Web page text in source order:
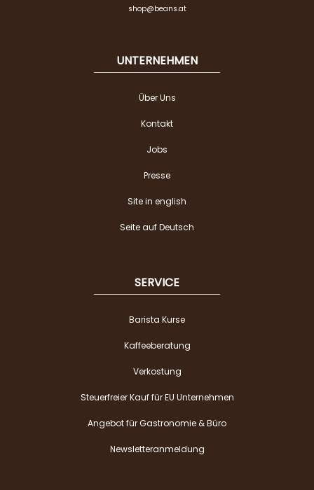
shop@beans.at
UNTERNEHMEN
Über Uns
Kontakt
Jobs
Presse
Site in english
Seite auf Deutsch
SERVICE
Barista Kurse
Kaffeeberatung
Verkostung
Steuerfreier Kauf für EU Unternehmen
Angebot für Gastronomie & Büro
Newsletteranmeldung